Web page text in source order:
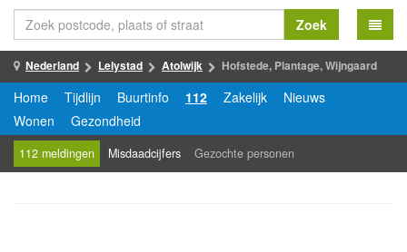
Zoek
Nederland Lelystad Atolwijk Hofstede, Plantage, Wijngaard
Home Tijdlijn Buurtinfo 112 Zakelijk
Nieuws
Wonen
Gezondheid
112 meldingen Misdaadcijfers Gezochte personen